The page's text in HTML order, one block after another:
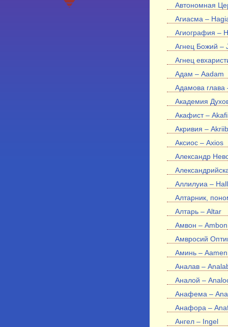
Автономная
Агиасма –
Агиография –
Агнец Божий –
Агнец
Адам – Aadam
Адамова глава
Академия
Акафист –
Акривия –
Аксиос – Axios
Александр
Аллилуиа –
Алтарник,
Алтарь – Altar
Амвон – Ambon
Амвросий
Аминь – Aamen
Аналав –
Аналой –
Анафема –
Анафора –
Ангел – Ingel